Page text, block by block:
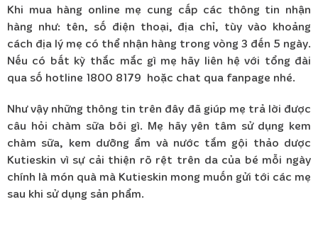
Khi mua hàng online mẹ cung cấp các thông tin nhận
hàng như: tên, số điện thoại, địa chỉ, tùy vào khoảng
cách địa lý mẹ có thể nhận hàng trong vòng 3 đến 5 ngày.
Nếu có bất kỳ thắc mắc gì mẹ hãy liên hệ với tổng đài
qua số hotline 1800 8179 hoặc chat qua fanpage nhé.
Như vậy những thông tin trên đây đã giúp mẹ trả lời được
câu hỏi chàm sữa bôi gì. Mẹ hãy yên tâm sử dụng kem
chàm sữa, kem dưỡng ẩm và nước tắm gội thảo dược
Kutieskin vì sự cải thiện rõ rệt trên da của bé mỗi ngày
chính là món quà mà Kutieskin mong muốn gửi tới các mẹ
sau khi sử dụng sản phẩm.